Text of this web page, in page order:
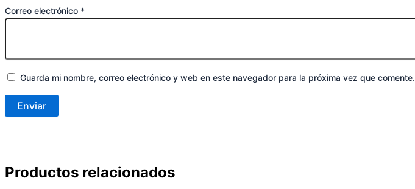
Correo electrónico *
Guarda mi nombre, correo electrónico y web en este navegador para la próxima vez que comente.
Productos relacionados